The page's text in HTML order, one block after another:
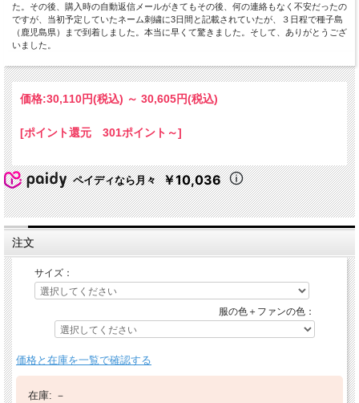
た。その後、購入時の自動返信メールがきてもその後、何の連絡もなく不安だったの
ですが、当初予定していたネーム刺繍に3日間と記載されていたが、３日程で種子島
（鹿児島県）まで到着しました。本当に早くて驚きました。そして、ありがとうござ
いました。
価格:30,110円(税込) ～ 30,605円(税込)
[ポイント還元 301ポイント～]
ペイディなら月々 ￥10,036
注文
サイズ：
服の色＋ファンの色：
価格と在庫を一覧で確認する
在庫: －